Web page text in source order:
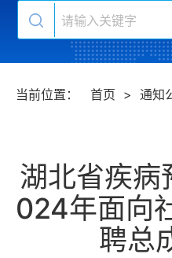
当前位置： 首页 > 通知
湖北省疾病
024年面向
聘总